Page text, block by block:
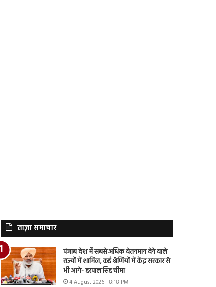
ताज़ा समाचार
पंजाब देश में सबसे अधिक वेतनमान देने वाले
राज्यों में शामिल, कई श्रेणियों में केंद्र सरकार से
भी आगे- हरपाल सिंह चीमा
4 August 2026 - 8:18 PM